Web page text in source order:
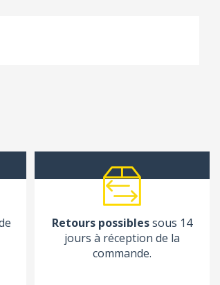
Retours possiblessous 14
jours à réception de la
commande.